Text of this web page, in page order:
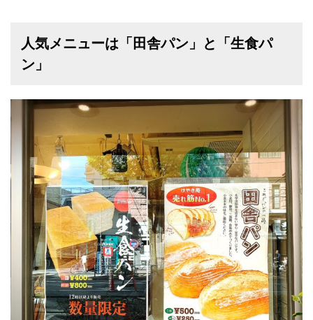
人気メニューは「田舎パン」と「生食パ
ン」